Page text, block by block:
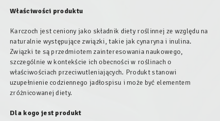
Właściwości produktu
Karczoch jest ceniony jako składnik diety roślinnej ze względu na
naturalnie występujące związki, takie jak cynaryna i inulina.
Związki te są przedmiotem zainteresowania naukowego,
szczególnie w kontekście ich obecności w roślinach o
właściwościach przeciwutleniających. Produkt stanowi
uzupełnienie codziennego jadłospisu i może być elementem
zróżnicowanej diety.
Dla kogo jest produkt